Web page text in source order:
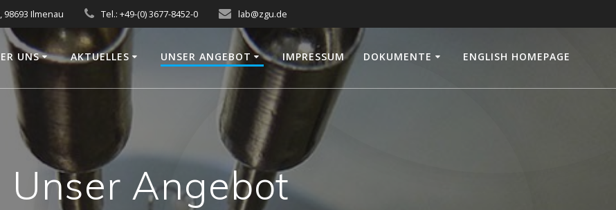
Ilmenau Tel.: +49-(0) 3677-8452-0 lab@zgu.de
UNS AKTUELLES UNSER ANGEBOT IMPRESSUM DOKUMENTE ENGLISH HOMEPAGE
Unser Angebot